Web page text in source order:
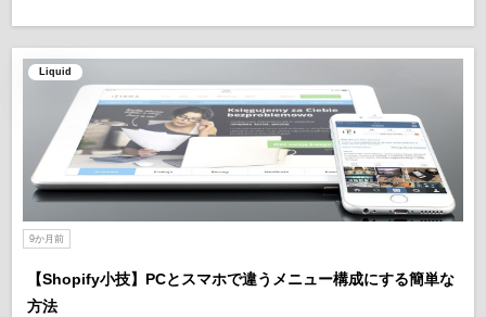
Liquid
9か月前
【Shopify小技】PCとスマホで違うメニュー構成にする簡単な
方法